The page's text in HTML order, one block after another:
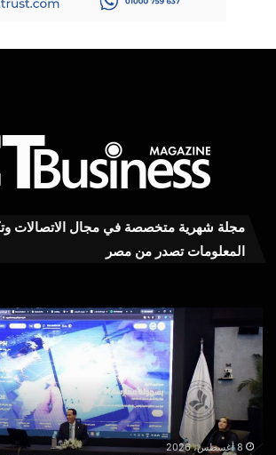
مجلة شهرية متخصصة في مجال الاتصالات
المعلومات تصدر من مصر
رقمية
موحدة
للمستثمرين»..
هيئة
الاستثمار
تستعد
لإطلاق
8 أغسطس، 2026